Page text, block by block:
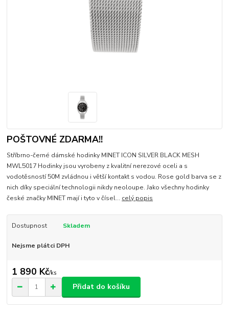
POŠTOVNÉ ZDARMA!!
Stříbrno-černé dámské hodinky MINET ICON SILVER BLACK MESH
MWL5017 Hodinky jsou vyrobeny z kvalitní nerezové oceli a s
vodotěsností 50M zvládnou i větší kontakt s vodou. Rose gold barva se z
nich díky speciální technologii nikdy neoloupe. Jako všechny hodinky
české značky MINET mají i tyto v čísel... celý popis
Dostupnost Skladem
Nejsme plátci DPH
1 890 Kč/ks
Přidat do košíku